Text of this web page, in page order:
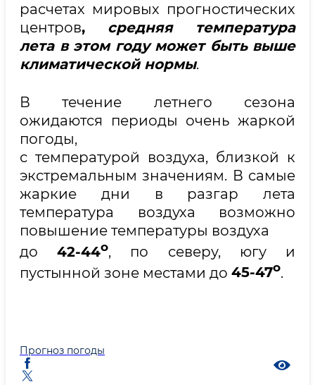
расчетах мировых прогностических
центров, средняя температура
лета в этом году может быть выше
климатической нормы.
В течение летнего сезона
ожидаются периоды очень жаркой
погоды,
с температурой воздуха, близкой к
экстремальным значениям. В самые
жаркие дни в разгар лета
температура воздуха возможно
повышение температуры воздуха
до42-44о, по северу, югу и
пустынной зоне местами до 45-47о.
Прогноз погоды